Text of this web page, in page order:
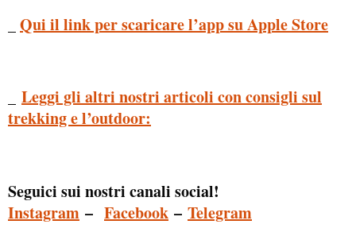
Qui il link per scaricare l’app su Apple Store
Leggi gli altri nostri articoli con consigli sul
trekking e l’outdoor:
Seguici sui nostri canali social!
Instagram – Facebook – Telegram